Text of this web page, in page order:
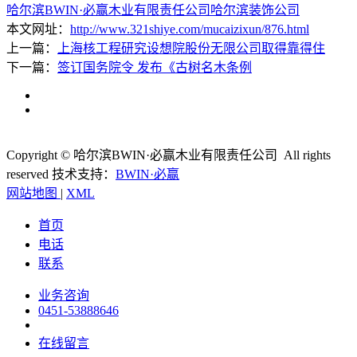
哈尔滨BWIN·必赢木业有限责任公司 哈尔滨装饰公司
本文网址： http://www.321shiye.com/mucaizixun/876.html
上一篇：
上海核工程研究设想院股份无限公司取得靠得住
下一篇： 签订国务院令 发布《古树名木条例
Copyright © 哈尔滨BWIN·必赢木业有限责任公司 All rights
reserved 技术支持： BWIN·必赢
网站地图 | XML
首页
电话
联系
业务咨询
0451-53888646
在线留言